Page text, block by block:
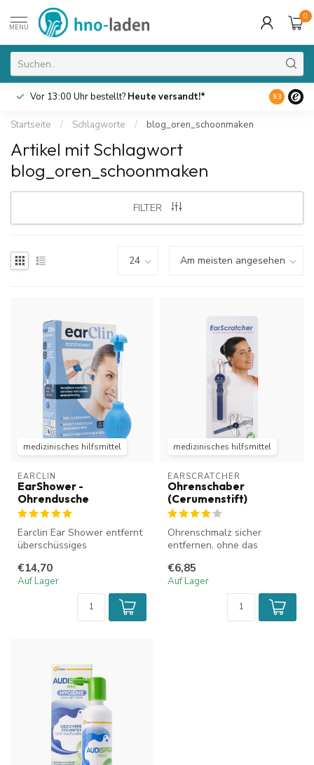
MENU
0
Vor 13:00 Uhr bestellt? Heute versandt!* 9.3
Startseite / Schlagworte / blog_oren_schoonmaken
Artikel mit Schlagwort
blog_oren_schoonmaken
FILTER
medizinisches hilfsmittel
EARCLIN
EarShower -
Ohrendusche
Earclin Ear Shower entfernt
überschüssiges
Ohrendusche wir...
€14,70
Auf Lager
medizinisches hilfsmittel
EARSCRATCHER
Ohrenschaber
(Cerumenstift)
Ohrenschmalz sicher
entfernen, ohne das
€6,85
Auf Lager